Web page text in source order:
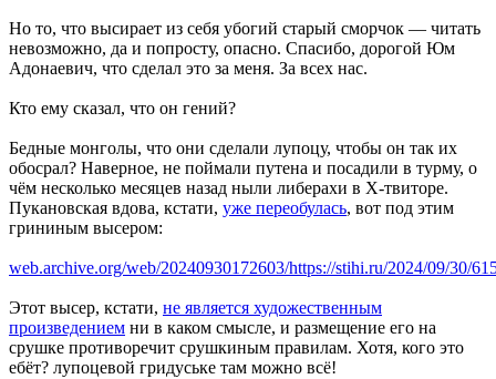
Но то, что высирает из себя убогий старый сморчок — читать
невозможно, да и попросту, опасно. Спасибо, дорогой Юм
Адонаевич, что сделал это за меня. За всех нас.
Кто ему сказал, что он гений?
Бедные монголы, что они сделали лупоцу, чтобы он так их
обосрал? Наверное, не поймали путена и посадили в турму, о
чём несколько месяцев назад ныли либерахи в Х-твиторе.
Пукановская вдова, кстати, уже переобулась, вот под этим
грининым высером:
web.archive.org/web/20240930172603/https://stihi.ru/2024/09/30/
Этот высер, кстати, не является художественным
произведением ни в каком смысле, и размещение его на
срушке противоречит срушкиным правилам. Хотя, кого это
ебёт? лупоцевой гридуське там можно всё!